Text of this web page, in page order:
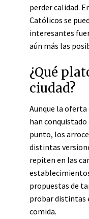
perder calidad.
Católicos se
interesantes
aún más las
¿Qué
ciudad?
Aunque la
han conquistado
punto, los
distintas
repiten en las
propuestas de
probar distintas
comida.